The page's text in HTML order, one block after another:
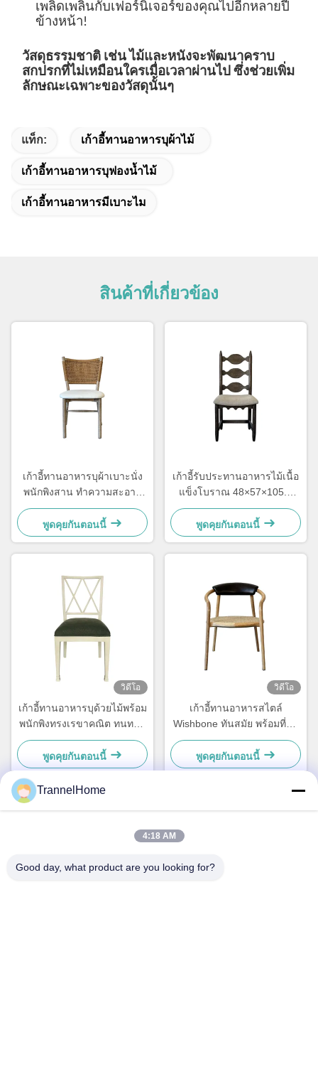
เพลิดเพลินกับเฟอร์นิเจอร์ของคุณไปอีกหลายปี
ข้างหน้า!
วัสดุธรรมชาติ เช่น ไม้และหนังจะพัฒนาคราบ
สกปรกที่ไม่เหมือนใครเมื่อเวลาผ่านไป ซึ่งช่วยเพิ่ม
ลักษณะเฉพาะของวัสดุนั้นๆ
แท็ก: เก้าอี้ทานอาหารบุผ้าไม้
เก้าอี้ทานอาหารบุฟองน้ำไม้
เก้าอี้ทานอาหารมีเบาะไม
สินค้าที่เกี่ยวข้อง
เก้าอี้ทานอาหารบุผ้าเบาะนั่ง
พนักพิงสาน ทำความสะอาด
ง่าย นั่งสบาย สำหรับห้อง
อาหาร
พูดคุยกันตอนนี้
เก้าอี้รับประทานอาหารไม้เนื้อ
แข็งโบราณ 48×57×105.5
ซม. นุ่มสบาย พร้อมพนักพิง
แบบแกะสลัก
พูดคุยกันตอนนี้
วิดีโอ
เก้าอี้ทานอาหารบุด้วยไม้พร้อม
พนักพิงทรงเรขาคณิต ทนทาน
ต่อความชื้น
พูดคุยกันตอนนี้
วิดีโอ
เก้าอี้ทานอาหารสไตล์
Wishbone ทันสมัย พร้อมที่นั่ง
สานและพนักพิงหนัง
พูดคุยกันตอนนี้
ที่อยู่
TrannelHome
4:18 AM
Good day, what product are you looking for?